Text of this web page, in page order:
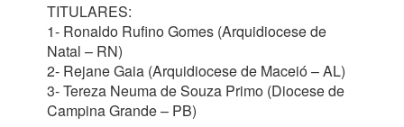
TITULARES:
1- Ronaldo Rufino Gomes (Arquidiocese de
Natal – RN)
2- Rejane Gaia (Arquidiocese de Maceió – AL)
3- Tereza Neuma de Souza Primo (Diocese de
Campina Grande – PB)